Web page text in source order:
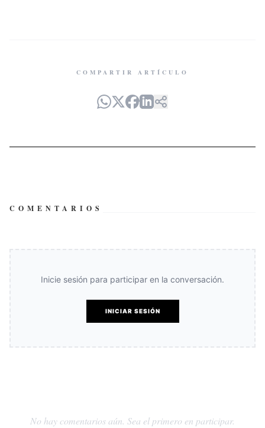
COMPARTIR ARTÍCULO
COMENTARIOS
Inicie sesión para participar en la conversación.
INICIAR SESIÓN
No hay comentarios aún. Sea el primero en participar.